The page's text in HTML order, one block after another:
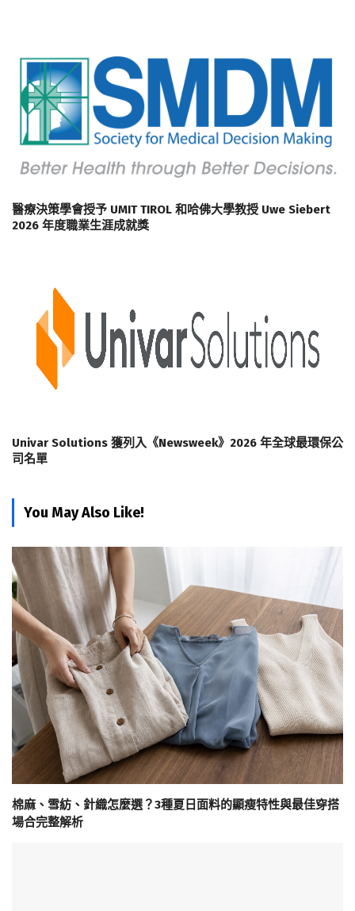
醫療決策學會授予 UMIT TIROL 和哈佛大學教授 Uwe Siebert
2026 年度職業生涯成就獎
Univar Solutions 獲列入《Newsweek》2026 年全球最環保公
司名單
You May Also Like!
棉麻、雪紡、針織怎麼選？3種夏日面料的顯瘦特性與最佳穿搭
場合完整解析